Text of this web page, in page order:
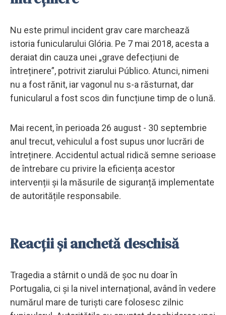
Nu este primul incident grav care marchează
istoria funicularului Glória. Pe 7 mai 2018, acesta a
deraiat din cauza unei „grave defecțiuni de
întreținere”, potrivit ziarului Público. Atunci, nimeni
nu a fost rănit, iar vagonul nu s-a răsturnat, dar
funicularul a fost scos din funcțiune timp de o lună.
Mai recent, în perioada 26 august - 30 septembrie
anul trecut, vehiculul a fost supus unor lucrări de
întreținere. Accidentul actual ridică semne serioase
de întrebare cu privire la eficiența acestor
intervenții și la măsurile de siguranță implementate
de autoritățile responsabile.
Reacții și anchetă deschisă
Tragedia a stârnit o undă de șoc nu doar în
Portugalia, ci și la nivel internațional, având în vedere
numărul mare de turiști care folosesc zilnic